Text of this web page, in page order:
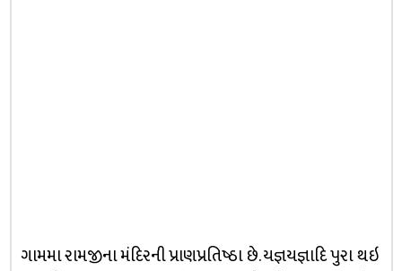
ગામમા રામજીના મંદિરની પ્રાણપ્રતિષ્ઠા છે. યજ્ઞયજ્ઞાદિ પુરા થઇ